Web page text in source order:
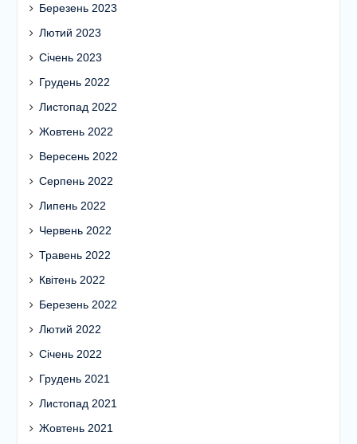
Березень 2023
Лютий 2023
Січень 2023
Грудень 2022
Листопад 2022
Жовтень 2022
Вересень 2022
Серпень 2022
Липень 2022
Червень 2022
Травень 2022
Квітень 2022
Березень 2022
Лютий 2022
Січень 2022
Грудень 2021
Листопад 2021
Жовтень 2021